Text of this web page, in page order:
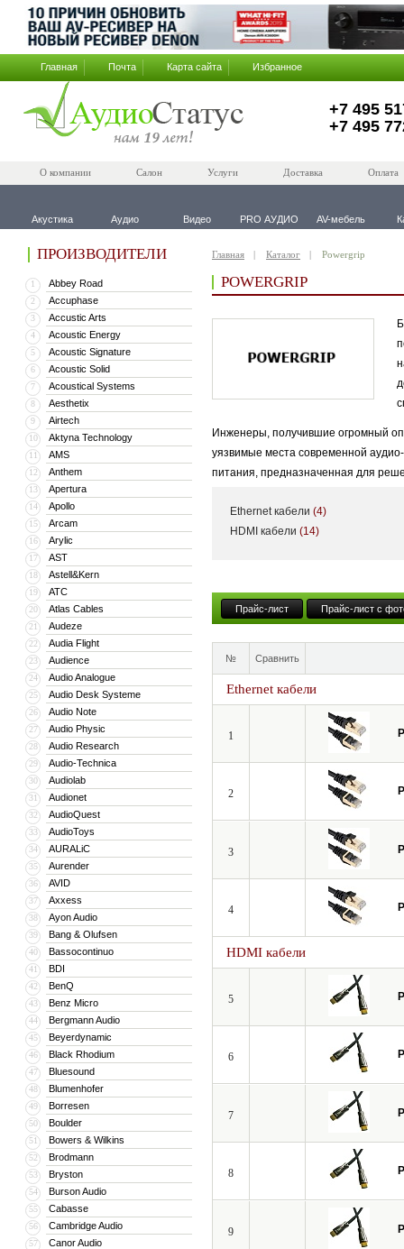
Главная Почта Карта сайта Избранное
+7 495
+7 495
О компании Салон Услуги Доставка Оплата
Акустика Аудио Видео PRO АУДИО AV-мебель
ПРОИЗВОДИТЕЛИ
1 Abbey Road
2 Accuphase
3 Accustic Arts
4 Acoustic Energy
5 Acoustic Signature
6 Acoustic Solid
7 Acoustical Systems
8 Aesthetix
9 Airtech
10 Aktyna Technology
11 AMS
12 Anthem
13 Apertura
14 Apollo
15 Arcam
16 Arylic
17 AST
18 Astell&Kern
19 ATC
20 Atlas Cables
21 Audeze
22 Audia Flight
23 Audience
24 Audio Analogue
25 Audio Desk Systeme
26 Audio Note
27 Audio Physic
28 Audio Research
29 Audio-Technica
30 Audiolab
31 Audionet
32 AudioQuest
33 AudioToys
34 AURALiC
35 Aurender
36 AVID
37 Axxess
38 Ayon Audio
39 Bang & Olufsen
40 Bassocontinuo
41 BDI
42 BenQ
43 Benz Micro
44 Bergmann Audio
45 Beyerdynamic
46 Black Rhodium
47 Bluesound
48 Blumenhofer
49 Borresen
50 Boulder
51 Bowers & Wilkins
52 Brodmann
53 Bryston
54 Burson Audio
55 Cabasse
56 Cambridge Audio
57 Canor Audio
Главная Каталог Powergrip
POWERGRIP
Инженеры, получившие огромный
уязвимые места современной
питания, предназначенная для
Кроме того, новая модель
Таким образом, с продуктами
Ethernet кабели (4)
HDMI кабели (14)
Прайс-лист Прайс-лист с
№ Сравнить
Ethernet кабели
1
2
3
4
HDMI кабели
5
6
7
8
9